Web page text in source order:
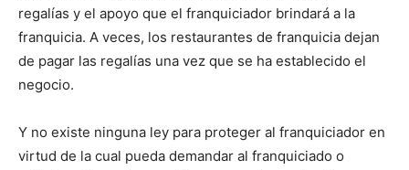
regalías y el apoyo que el franquiciador brindará a la
franquicia. A veces, los restaurantes de franquicia dejan
de pagar las regalías una vez que se ha establecido el
negocio.
Y no existe ninguna ley para proteger al franquiciador en
virtud de la cual pueda demandar al franquiciado o